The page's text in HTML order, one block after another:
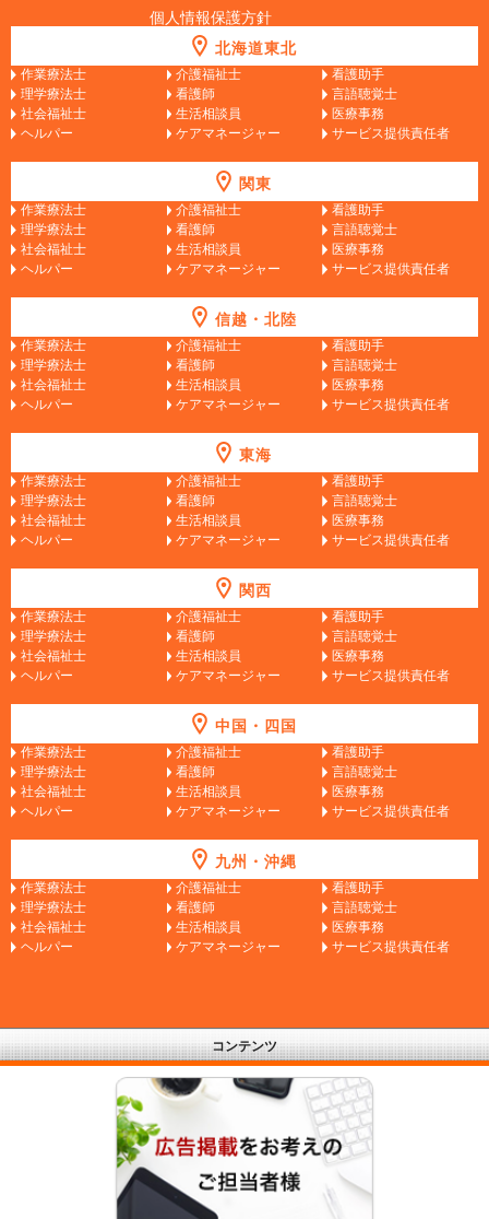
個人情報保護方針
北海道東北
作業療法士 介護福祉士
看護助手
理学療法士
看護師
言語聴覚士
社会福祉士
生活相談員
医療事務
ヘルパー
ケアマネージャー サービス提供責任者
関東
作業療法士 介護福祉士
看護助手
理学療法士
看護師
言語聴覚士
社会福祉士
生活相談員
医療事務
ヘルパー
ケアマネージャー サービス提供責任者
信越・北陸
作業療法士 介護福祉士
看護助手
理学療法士
看護師
言語聴覚士
社会福祉士
生活相談員
医療事務
ヘルパー
ケアマネージャー サービス提供責任者
東海
作業療法士 介護福祉士
看護助手
理学療法士
看護師
言語聴覚士
社会福祉士
生活相談員
医療事務
ヘルパー
ケアマネージャー サービス提供責任者
関西
作業療法士 介護福祉士
看護助手
理学療法士
看護師
言語聴覚士
社会福祉士
生活相談員
医療事務
ヘルパー
ケアマネージャー サービス提供責任者
中国・四国
作業療法士 介護福祉士
看護助手
理学療法士
看護師
言語聴覚士
社会福祉士
生活相談員
医療事務
ヘルパー
ケアマネージャー サービス提供責任者
九州・沖縄
作業療法士 介護福祉士
看護助手
理学療法士
看護師
言語聴覚士
社会福祉士
生活相談員
医療事務
ヘルパー
ケアマネージャー サービス提供責任者
コンテンツ